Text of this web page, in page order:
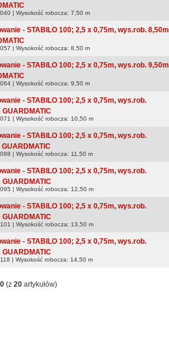
| Wysokość robocza: 7,50 m
- STABILO 100; 2,5 x 0,75m, wys.rob. 8,50m
| Wysokość robocza: 8,50 m
- STABILO 100; 2,5 x 0,75m, wys.rob. 9,50m
| Wysokość robocza: 9,50 m
- STABILO 100; 2,5 x 0,75m, wys.rob.
| Wysokość robocza: 10,50 m
- STABILO 100; 2,5 x 0,75m, wys.rob.
| Wysokość robocza: 11,50 m
- STABILO 100; 2,5 x 0,75m, wys.rob.
| Wysokość robocza: 12,50 m
- STABILO 100; 2,5 x 0,75m, wys.rob.
| Wysokość robocza: 13,50 m
- STABILO 100; 2,5 x 0,75m, wys.rob.
| Wysokość robocza: 14,50 m
(z 20artykułów)